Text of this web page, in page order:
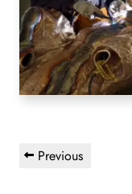
Navigazione
articoli
Previous
Previous